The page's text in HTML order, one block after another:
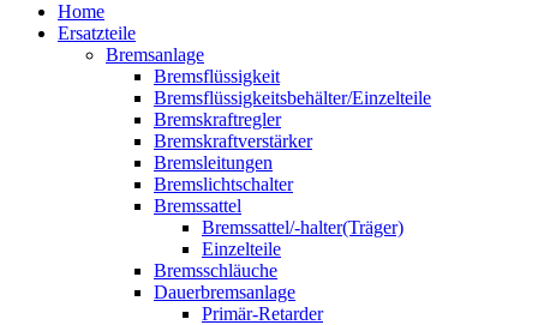
Home
Ersatzteile
Bremsanlage
Bremsflüssigkeit
Bremsflüssigkeitsbehälter/Einzelteile
Bremskraftregler
Bremskraftverstärker
Bremsleitungen
Bremslichtschalter
Bremssattel
Bremssattel/-halter(Träger)
Einzelteile
Bremsschläuche
Dauerbremsanlage
Primär-Retarder